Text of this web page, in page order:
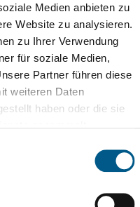
Medien anbieten zu
Website zu analysieren.
zu Ihrer Verwendung
für soziale Medien,
Partner führen diese
weiteren Daten
haben oder die sie
Impressum.
werden
der gültigen
(§3 Abs. 1 Satz 1
von 5 bis 250 €
und